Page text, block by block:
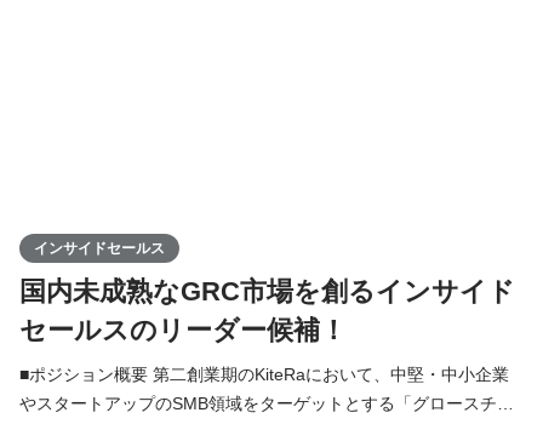
インサイドセールス
国内未成熟なGRC市場を創るインサイド
セールスのリーダー候補！
■ポジション概要 第二創業期のKiteRaにおいて、中堅・中小企業
やスタートアップのSMB領域をターゲットとする「グロースチー